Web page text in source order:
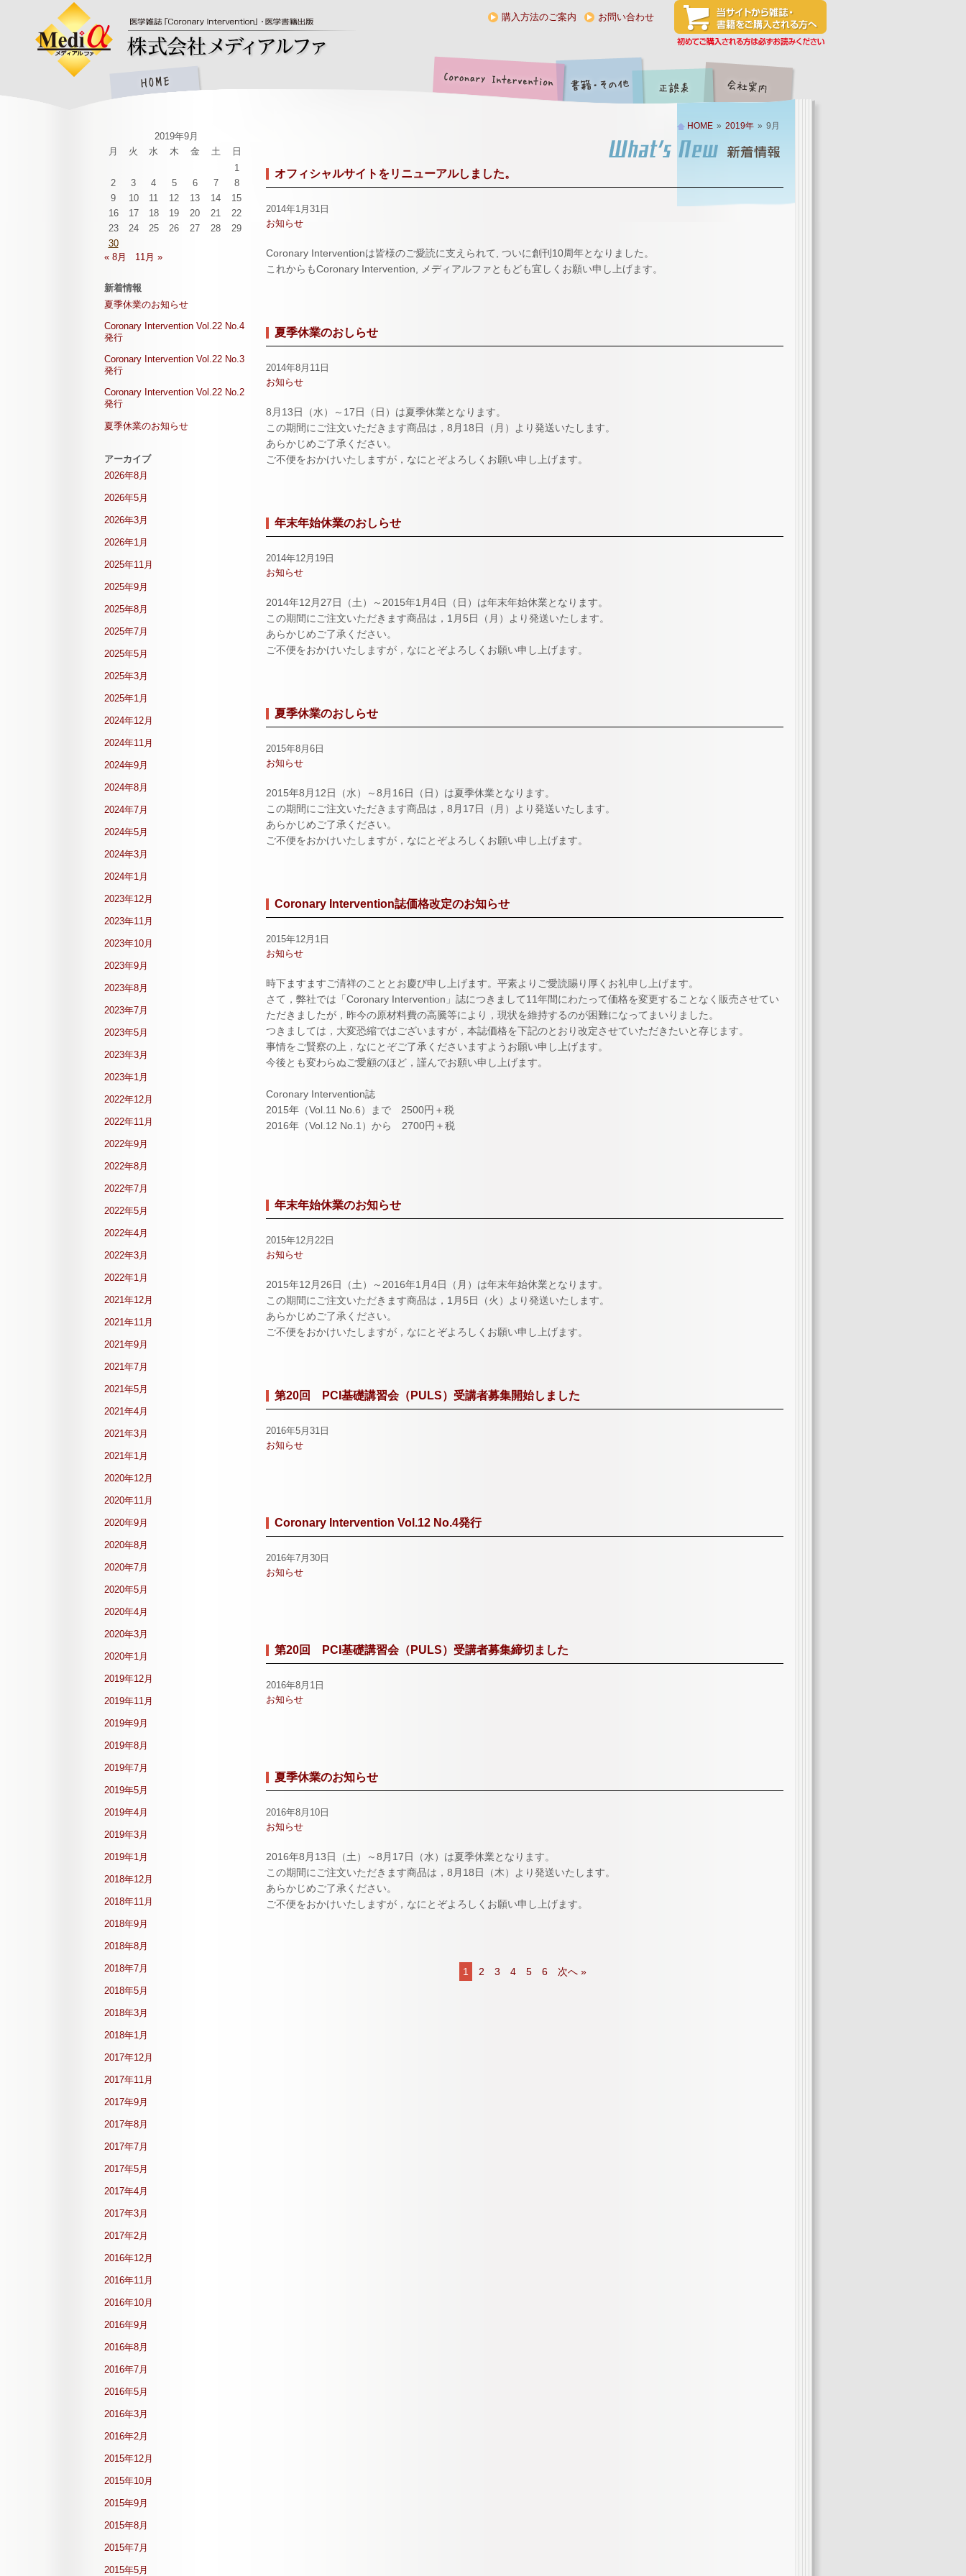
購入方法のご案内 お問い合わせ
HOME » 2019年 » 9月
オフィシャルサイトをリニューアルしました。
2014年1月31日
お知らせ
Coronary Interventionは皆様のご愛読に支えられて, ついに創刊10周年となりました。
これからもCoronary Intervention, メディアルファともども宜しくお願い申し上げます。
夏季休業のおしらせ
2014年8月11日
お知らせ
8月13日（水）～17日（日）は夏季休業となります。
この期間にご注文いただきます商品は，8月18日（月）より発送いたします。
あらかじめご了承ください。
ご不便をおかけいたしますが，なにとぞよろしくお願い申し上げます。
年末年始休業のおしらせ
2014年12月19日
お知らせ
2014年12月27日（土）～2015年1月4日（日）は年末年始休業となります。
この期間にご注文いただきます商品は，1月5日（月）より発送いたします。
あらかじめご了承ください。
ご不便をおかけいたしますが，なにとぞよろしくお願い申し上げます。
夏季休業のおしらせ
2015年8月6日
お知らせ
2015年8月12日（水）～8月16日（日）は夏季休業となります。
この期間にご注文いただきます商品は，8月17日（月）より発送いたします。
あらかじめご了承ください。
ご不便をおかけいたしますが，なにとぞよろしくお願い申し上げます。
Coronary Intervention誌価格改定のお知らせ
2015年12月1日
お知らせ
時下ますますご清祥のこととお慶び申し上げます。平素よりご愛読賜り厚くお礼申し上げます。
さて，弊社では「Coronary Intervention」誌につきまして11年間にわたって価格を変更することなく販売させてい
ただきましたが，昨今の原材料費の高騰等により，現状を維持するのが困難になってまいりました。
つきましては，大変恐縮ではございますが，本誌価格を下記のとおり改定させていただきたいと存じます。
事情をご賢察の上，なにとぞご了承くださいますようお願い申し上げます。
今後とも変わらぬご愛顧のほど，謹んでお願い申し上げます。
Coronary Intervention誌
2015年（Vol.11 No.6）まで 2500円＋税
2016年（Vol.12 No.1）から 2700円＋税
年末年始休業のお知らせ
2015年12月22日
お知らせ
2015年12月26日（土）～2016年1月4日（月）は年末年始休業となります。
この期間にご注文いただきます商品は，1月5日（火）より発送いたします。
あらかじめご了承ください。
ご不便をおかけいたしますが，なにとぞよろしくお願い申し上げます。
第20回 PCI基礎講習会（PULS）受講者募集開始しました
2016年5月31日
お知らせ
Coronary Intervention Vol.12 No.4発行
2016年7月30日
お知らせ
第20回 PCI基礎講習会（PULS）受講者募集締切ました
2016年8月1日
お知らせ
夏季休業のお知らせ
2016年8月10日
お知らせ
2016年8月13日（土）～8月17日（水）は夏季休業となります。
この期間にご注文いただきます商品は，8月18日（木）より発送いたします。
あらかじめご了承ください。
ご不便をおかけいたしますが，なにとぞよろしくお願い申し上げます。
1 2 3 4 5 6 次へ »
2019年9月
月
火 水 木 金 土
日
1
2
3 4 5 6 7
8
9
10 11 12 13 14
15
16
17 18 19 20 21
22
23
24 25 26 27 28
29
30
« 8月
11月 »
新着情報
夏季休業のお知らせ
Coronary Intervention Vol.22 No.4
発行
Coronary Intervention Vol.22 No.3
発行
Coronary Intervention Vol.22 No.2
発行
夏季休業のお知らせ
アーカイブ
2026年8月
2026年5月
2026年3月
2026年1月
2025年11月
2025年9月
2025年8月
2025年7月
2025年5月
2025年3月
2025年1月
2024年12月
2024年11月
2024年9月
2024年8月
2024年7月
2024年5月
2024年3月
2024年1月
2023年12月
2023年11月
2023年10月
2023年9月
2023年8月
2023年7月
2023年5月
2023年3月
2023年1月
2022年12月
2022年11月
2022年9月
2022年8月
2022年7月
2022年5月
2022年4月
2022年3月
2022年1月
2021年12月
2021年11月
2021年9月
2021年7月
2021年5月
2021年4月
2021年3月
2021年1月
2020年12月
2020年11月
2020年9月
2020年8月
2020年7月
2020年5月
2020年4月
2020年3月
2020年1月
2019年12月
2019年11月
2019年9月
2019年8月
2019年7月
2019年5月
2019年4月
2019年3月
2019年1月
2018年12月
2018年11月
2018年9月
2018年8月
2018年7月
2018年5月
2018年3月
2018年1月
2017年12月
2017年11月
2017年9月
2017年8月
2017年7月
2017年5月
2017年4月
2017年3月
2017年2月
2016年12月
2016年11月
2016年10月
2016年9月
2016年8月
2016年7月
2016年5月
2016年3月
2016年2月
2015年12月
2015年10月
2015年9月
2015年8月
2015年7月
2015年5月